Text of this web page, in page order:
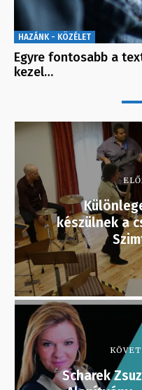
HAZÁNK - KÖZÉLET
Egyre fontosabb a
kezel…
készülnek a
Scharek